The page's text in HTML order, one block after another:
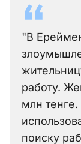
"В
работу.
млн
поиску